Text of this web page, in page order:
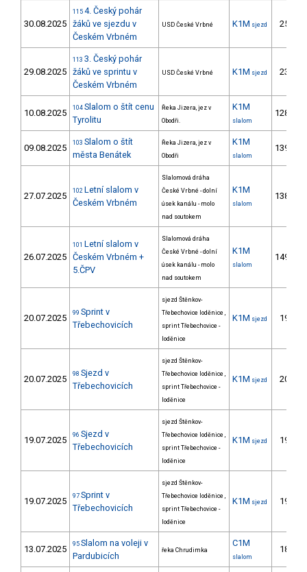
30.08.2025
115 4. Český pohár
žáků ve sjezdu v
Českém Vrbném
USD České Vrbné K1M sjezd 25.
29.08.2025
113 3. Český pohár
žáků ve sprintu v
Českém Vrbném
USD České Vrbné K1M sjezd 23.
10.08.2025 104 Slalom o štít cenu
Tyrolitu
Řeka Jizera, jez v
Obodři.
K1M
slalom
128.
09.08.2025 103 Slalom o štít
města Benátek
Řeka Jizera, jez v
Obodři
K1M
slalom
139.
27.07.2025 102 Letní slalom v
Českém Vrbném
Slalomová dráha
České Vrbné - dolní
úsek kanálu - molo
nad soutokem
K1M
slalom
138.
26.07.2025
101 Letní slalom v
Českém Vrbném +
5.ČPV
Slalomová dráha
České Vrbné - dolní
úsek kanálu - molo
nad soutokem
K1M
slalom
149.
20.07.2025 99 Sprint v
Třebechovicích
sjezd Štěnkov-
Třebechovice loděnice ,
sprint Třebechovice -
loděnice
K1M sjezd 19.
20.07.2025 98 Sjezd v
Třebechovicích
sjezd Štěnkov-
Třebechovice loděnice ,
sprint Třebechovice -
loděnice
K1M sjezd 20.
19.07.2025 96 Sjezd v
Třebechovicích
sjezd Štěnkov-
Třebechovice loděnice ,
sprint Třebechovice -
loděnice
K1M sjezd 19.
19.07.2025 97 Sprint v
Třebechovicích
sjezd Štěnkov-
Třebechovice loděnice ,
sprint Třebechovice -
loděnice
K1M sjezd 19.
13.07.2025 95 Slalom na voleji v
Pardubicích
řeka Chrudimka
C1M
slalom
18.